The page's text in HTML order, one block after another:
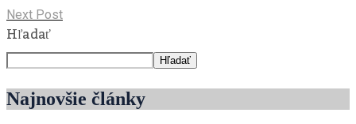
Next Post
Hľadať
Hľadať
Najnovšie články